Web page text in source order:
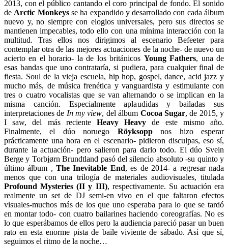
2013, con el público cantando el coro principal de fondo. El sonido
de Arctic Monkeysse ha expandido y desarrollado con cada álbum
nuevo y, no siempre con elogios universales, pero sus directos se
mantienen impecables, todo ello con una mínima interacción con la
multitud. Tras ellos nos dirigimos al escenario Befeeter para
contemplar otra de las mejores actuaciones de la noche- de nuevo un
acierto en el horario- la de los británicos Young Fathers, una de
esas bandas que uno contrataría, si pudiera, para cualquier final de
fiesta. Soul de la vieja escuela, hip hop, gospel, dance, acid jazz y
mucho más, de música frenética y vanguardista y estimulante con
tres o cuatro vocalistas que se van alternando o se implican en la
misma canción. Especialmente aplaudidas y bailadas sus
interpretaciones de In my view, del álbum Cocoa Sugar, de 2015, y
I saw, del más reciente Heavy Heavy de este mismo año.
Finalmente, el dúo noruego Röyksoppnos hizo esperar
prácticamente una hora en el escenario- pidieron disculpas, eso sí,
durante la actuación- pero salieron para darlo todo. El dúo Svein
Berge y Torbjørn Brundtland pasó del silencio absoluto -su quinto y
último álbum ,The Inevitable End, es de 2014- a regresar nada
menos que con una trilogía de materiales audiovisuales, titulada
Profound Mysteries (II y III), respectivamente. Su actuación era
realmente un set de DJ semi-en vivo en el que faltaron efectos
visuales-muchos más de los que uno esperaba para lo que se tardó
en montar todo- con cuatro bailarines haciendo coreografías. No es
lo que esperábamos de ellos pero la audiencia pareció pasar un buen
rato en esta enorme pista de baile viviente de sábado. Así que sí,
seguimos el ritmo de la noche…